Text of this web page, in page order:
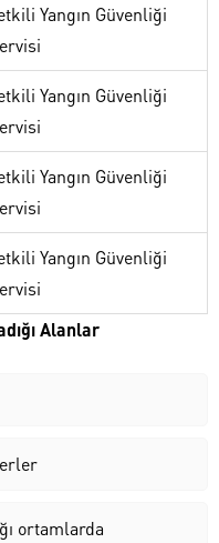
Yangın Güvenliği
Yangın Güvenliği
Yangın Güvenliği
Yangın Güvenliği
Alanlar
ortamlarda